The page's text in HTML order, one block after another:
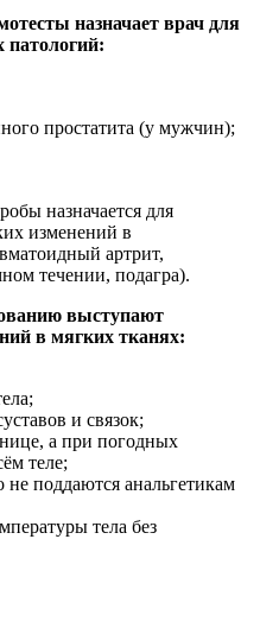
назначает врач для
патологий:
простатита (у мужчин);
назначается для
изменений в
артрит,
течении, подагра).
выступают
в мягких тканях:
и связок;
а при погодных
теле;
поддаются анальгетикам
тела без